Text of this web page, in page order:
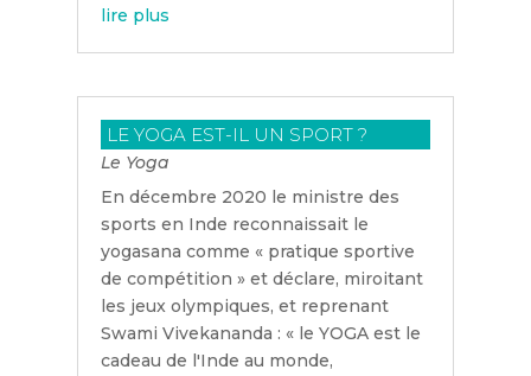
lire plus
LE YOGA EST-IL UN SPORT ?
Le Yoga
En décembre 2020 le ministre des
sports en Inde reconnaissait le
yogasana comme « pratique sportive
de compétition » et déclare, miroitant
les jeux olympiques, et reprenant
Swami Vivekananda : « le YOGA est le
cadeau de l'Inde au monde,